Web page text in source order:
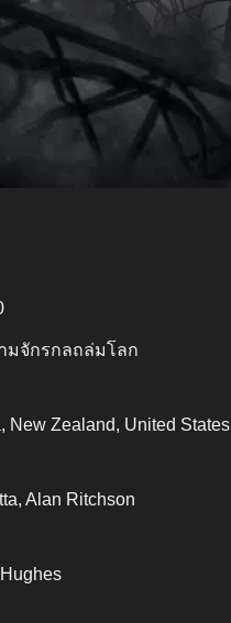
มจักรกลถล่มโลก
New Zealand, United States
Alan Ritchson